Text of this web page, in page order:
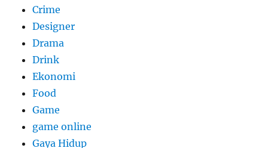
Crime
Designer
Drama
Drink
Ekonomi
Food
Game
game online
Gaya Hidup